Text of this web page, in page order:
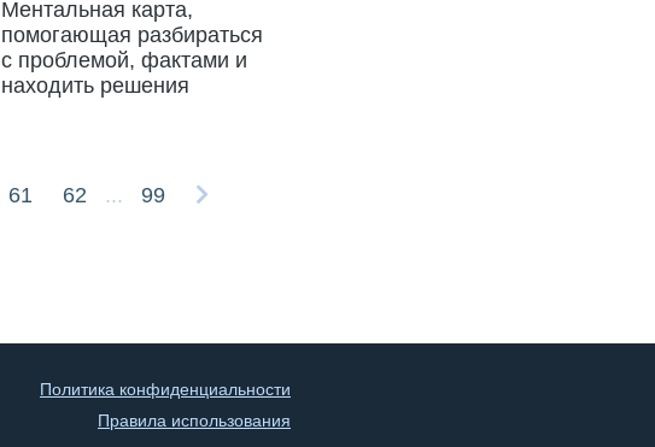
Ментальная карта,
помогающая разбираться
с проблемой, фактами и
находить решения
61 62 ... 99
Политика конфиденциальности
Правила использования